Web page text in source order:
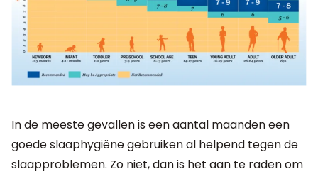
In de meeste gevallen is een aantal maanden een
goede slaaphygiëne gebruiken al helpend tegen de
slaapproblemen. Zo niet, dan is het aan te raden om